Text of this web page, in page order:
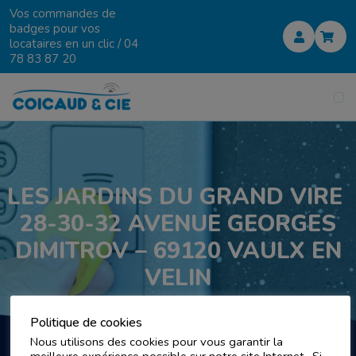
Vos commandes de
badges pour vos
locataires en un clic /04
78 83 87 20
LES JARDINS DU GRAND VIRE
28-30-32 AVENUE GEORGES
DIMITROV – 69120 VAULX EN
VELIN
Politique de cookies
Nous utilisons des cookies pour vous garantir la